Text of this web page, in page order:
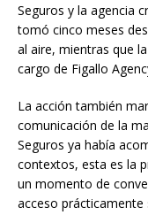
Seguros y la agencia
tomó cinco meses
al aire, mientras que
cargo de Figallo
La acción también
comunicación de la
Seguros ya había
contextos, esta es la
un momento de
acceso prácticamente